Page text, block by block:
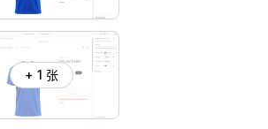
+ 1 张